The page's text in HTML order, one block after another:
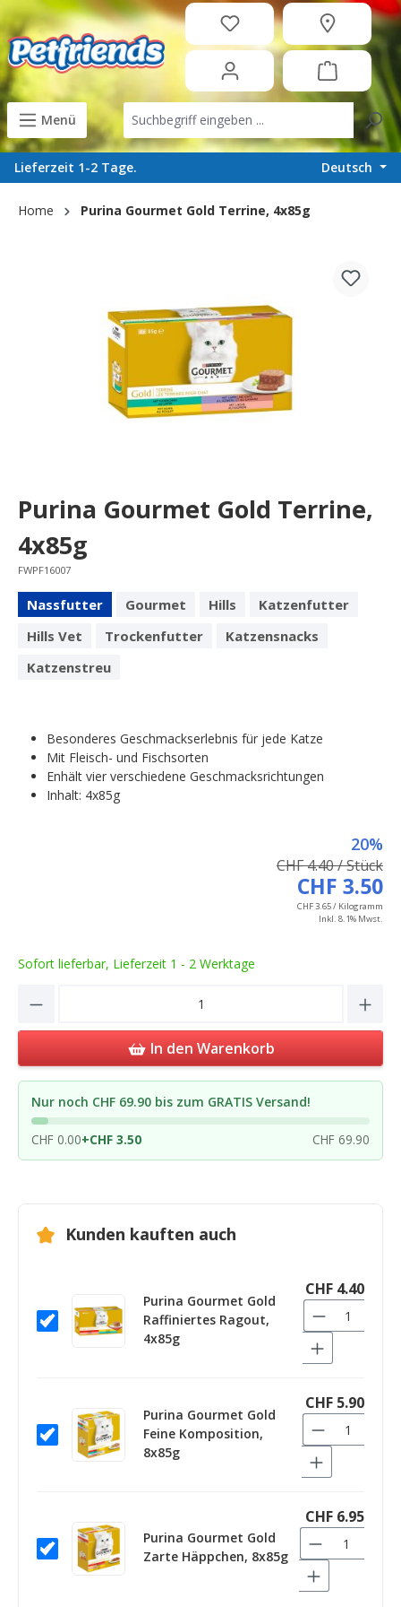
content
Menü
Lieferzeit 1-2 Tage. Deutsch
Home Purina Gourmet Gold Terrine, 4x85g
Purina Gourmet Gold Terrine,
4x85g
FWPF16007
Nassfutter Gourmet Hills
Katzenfutter
Hills Vet
Trockenfutter
Katzensnacks
Katzenstreu
Besonderes Geschmackserlebnis für jede Katze
Mit Fleisch- und Fischsorten
Enhält vier verschiedene Geschmacksrichtungen
Inhalt: 4x85g
20%
CHF 4.40 / Stück
CHF 3.50
CHF 3.65 / Kilogramm
Inkl. 8.1% Mwst.
Sofort lieferbar, Lieferzeit 1 - 2 Werktage
Product Quantity: Enter the desired
In den Warenkorb
Nur noch CHF 69.90 bis zum GRATIS Versand!
CHF 0.00+CHF 3.50 CHF 69.90
Kunden kauften auch
Purina Gourmet Gold
Raffiniertes Ragout,
4x85g
CHF 4.40
Purina Gourmet Gold
Feine Komposition,
8x85g
CHF 5.90
Purina Gourmet Gold
Zarte Häppchen, 8x85g
CHF 6.95